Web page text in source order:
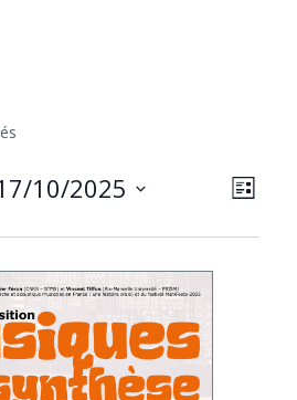
PAR
de
vues
LISTE
10/2025